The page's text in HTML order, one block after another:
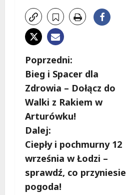
Z
o
b
a
c
z
w
Poprzedni:
Bieg i Spacer dla
Zdrowia – Dołącz do
Walki z Rakiem w
Arturówku!
Dalej:
Ciepły i pochmurny 12
września w Łodzi –
sprawdź, co przyniesie
pogoda!